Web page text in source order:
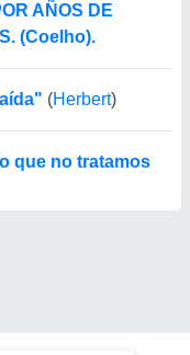
AÑOS DE
(Coelho).
(Herbert)
que no tratamos